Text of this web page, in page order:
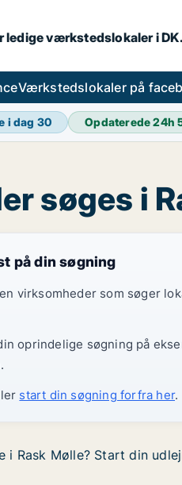
ledige værkstedslokaler i
Værkstedslokaler på
i dag 30 Opdaterede 24h
søges i
på din søgning
virksomheder som søger
oprindelige søgning på
start din søgning forfra her.
Rask Mølle? Start din